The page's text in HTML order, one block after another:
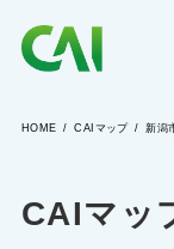
CAIとは
CAIを目指
HOME CAIマップ 新潟
CAIマッ